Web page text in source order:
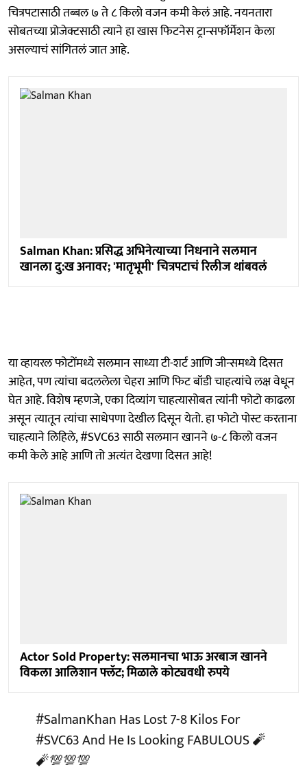
चित्रपटासाठी तब्बल ७ ते ८ किलो वजन कमी केलं आहे. नयनतारा
सोबतच्या प्रोजेक्टसाठी त्याने हा खास फिटनेस ट्रान्सफॉर्मेशन केला
असल्याचं सांगितलं जात आहे.
Salman Khan: प्रसिद्ध अभिनेत्याच्या निधनाने सलमान
खानला दु:ख अनावर; 'मातृभूमी' चित्रपटाचं रिलीज थांबवलं
या व्हायरल फोटोंमध्ये सलमान साध्या टी-शर्ट आणि जीन्समध्ये दिसत
आहेत, पण त्यांचा बदललेला चेहरा आणि फिट बॉडी चाहत्यांचे लक्ष वेधून
घेत आहे. विशेष म्हणजे, एका दिव्यांग चाहत्यासोबत त्यांनी फोटो काढला
असून त्यातून त्यांचा साधेपणा देखील दिसून येतो. हा फोटो पोस्ट करताना
चाहत्याने लिहिले, #SVC63 साठी सलमान खानने ७-८ किलो वजन
कमी केले आहे आणि तो अत्यंत देखणा दिसत आहे!
Actor Sold Property: सलमानचा भाऊ अरबाज खानने
विकला आलिशान फ्लॅट; मिळाले कोट्यवधी रुपये
#SalmanKhanHas Lost 7-8 Kilos For
#SVC63And He Is Looking FABULOUS 🧨
🧨💯💯💯